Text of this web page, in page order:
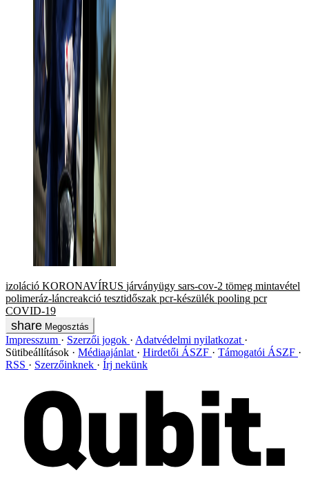
izoláció KORONAVÍRUS járványügy sars-cov-2 tömeg mintavétel
polimeráz-láncreakció tesztidőszak pcr-készülék pooling pcr
COVID-19
Megosztás
Impresszum Szerzői jogok
Adatvédelmi nyilatkozat
Sütibeállítások
Médiaajánlat Hirdetői ÁSZF
Támogatói ÁSZF
RSS
Szerzőinknek Írj nekünk